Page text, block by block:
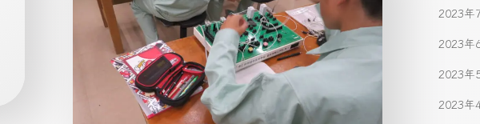
2023年
2023年
2023年
2023年